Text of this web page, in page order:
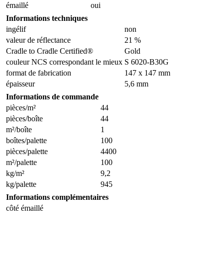
émaillé
oui
Informations techniques
ingélif
non
valeur de réflectance
21 %
Cradle to Cradle Certified®
Gold
couleur NCS correspondant le mieux S 6020-B30G
format de fabrication
147 x 147 mm
épaisseur
5,6 mm
Informations de commande
pièces/m²
44
pièces/boîte
44
m²/boîte
1
boîtes/palette
100
pièces/palette
4400
m²/palette
100
kg/m²
9,2
kg/palette
945
Informations complémentaires
côté émaillé